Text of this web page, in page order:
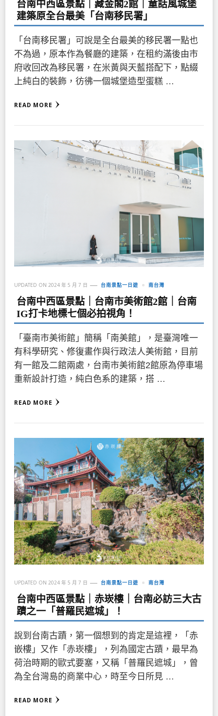
台南中西區景點｜藏金閣2館｜童話風城堡
建築原全台最美「台南移民署」
「台南移民署」可說是全台最美的移民署一點也
不為過，原本作為餐廳的建築，在租約滿後由市
府收回改為移民署，在米黃與天藍搭配下，點綴
上純白的裝飾，彷彿一個城堡造型蛋糕 …
READ MORE
UPDATED ON 2024 年 5 月 7 日 台南景點一日遊 南台灣
台南中西區景點｜台南市美術館2館｜台南
IG打卡地標七個必拍視角！
「臺南市美術館」簡稱「南美館」，是臺灣唯一
有科學研究、修復畫作與行政法人美術館，目前
有一館及二館兩處，台南市美術館2館原為停車場
重新設計打造，純白色系的建築，搭 …
READ MORE
UPDATED ON 2024 年 5 月 7 日 台南景點一日遊 南台灣
台南中西區景點｜赤崁樓｜台南必訪三大古
蹟之一「普羅民遮城」！
說到台南古蹟，第一個想到的肯定是這裡，「赤
嵌樓」又作「赤崁樓」，列為國定古蹟，最早為
荷治時期的歐式要塞，又稱「普羅民遮城」，曾
為全台灣島的商業中心，時至今日所見 …
READ MORE